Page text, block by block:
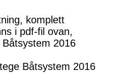
komplett
i pdf-fil ovan,
2016
Båtsystem 2016